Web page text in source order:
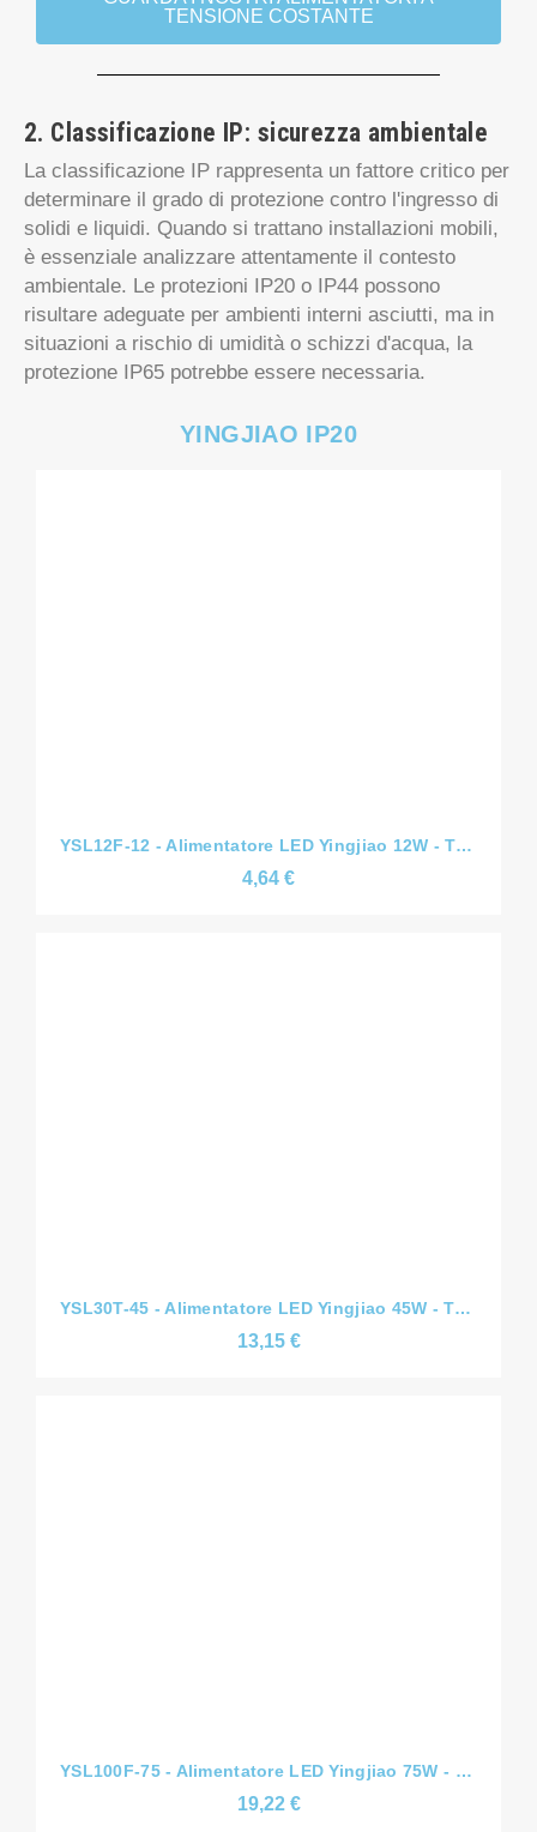
2. Classificazione IP: sicurezza ambientale
determinare il grado di protezione contro l'ingresso di
solidi e liquidi. Quando si trattano installazioni mobili,
è essenziale analizzare attentamente il contesto
ambientale. Le protezioni IP20 o IP44 possono
risultare adeguate per ambienti interni asciutti, ma in
situazioni a rischio di umidità o schizzi d'acqua, la
protezione IP65 potrebbe essere necessaria.
YINGJIAO IP20